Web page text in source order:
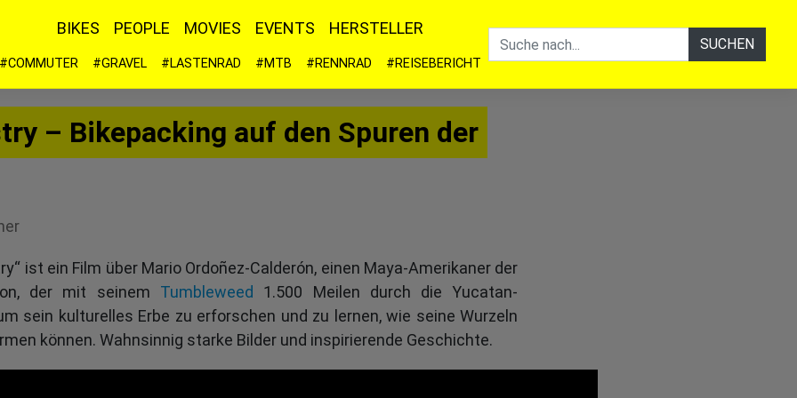
SUCHEN
BIKES PEOPLE MOVIES EVENTS HERSTELLER
#COMMUTER #GRAVEL #LASTENRAD #MTB #RENNRAD #REISEBERICHT
– Bikepacking auf den Spuren der
ist ein Film über Mario Ordoñez-Calderón, einen Maya-Amerikaner der
der mit seinem Tumbleweed 1.500 Meilen durch die Yucatan-
sein kulturelles Erbe zu erforschen und zu lernen, wie seine Wurzeln
können. Wahnsinnig starke Bilder und inspirierende Geschichte.